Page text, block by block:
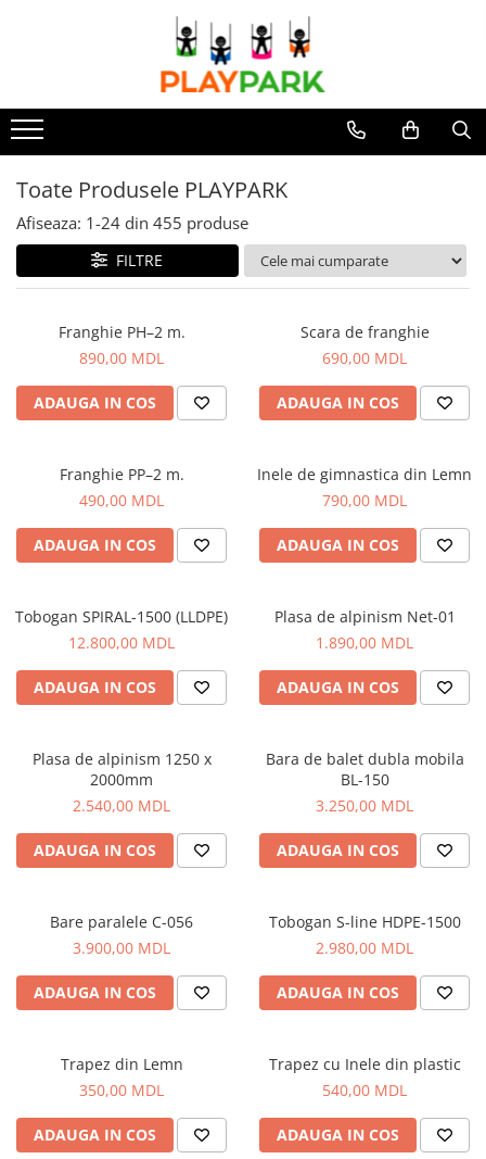
Complexe de Joacă
MultiPlay
ROBINIA
WOOD (pentru casă și grădină)
Sport - Fitness
Aparate fitness exterior
Complexe WORKOUT
Aparate de forță FBarbell
Pentru săli de sport
Echipamente de Joacă
Balansoare
Carusele
Căsuțe de joacă
Table pentru desen
Gardulețe
Echipamente pentru grădinițe
Accesorii / Componente
Leagăne suspendate pentru
copii
Toate Produsele PLAYPARK
Afiseaza: 1-24 din 455 produse
FILTRE
Franghie PH–2 m.
890,00 MDL
ADAUGA IN COS
Scara de franghie
690,00 MDL
ADAUGA IN COS
Franghie PP–2 m.
490,00 MDL
ADAUGA IN COS
Inele de gimnastica din Lemn
790,00 MDL
ADAUGA IN COS
Tobogan SPIRAL-1500 (LLDPE)
12.800,00 MDL
ADAUGA IN COS
Plasa de alpinism Net-01
1.890,00 MDL
ADAUGA IN COS
Plasa de alpinism 1250 x
2000mm
2.540,00 MDL
ADAUGA IN COS
Bara de balet dubla mobila
BL-150
3.250,00 MDL
ADAUGA IN COS
Bare paralele C-056
3.900,00 MDL
ADAUGA IN COS
Tobogan S-line HDPE-1500
2.980,00 MDL
ADAUGA IN COS
Trapez din Lemn
350,00 MDL
ADAUGA IN COS
Trapez cu Inele din plastic
540,00 MDL
ADAUGA IN COS